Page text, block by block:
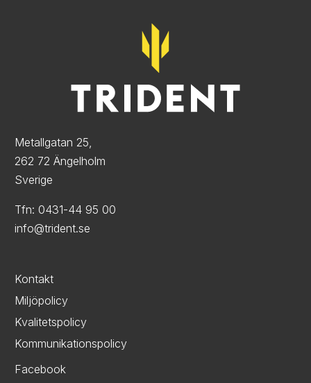
Metallgatan 25,
262 72 Ängelholm
Sverige
Tfn: 0431-44 95 00
info@trident.se
Kontakt
Miljöpolicy
Kvalitetspolicy
Kommunikationspolicy
Facebook